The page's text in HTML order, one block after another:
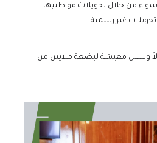
من خلال تحويلات مواطنيها
تحويلات غير رسمية
وسبل معيشة لبضعة ملايين من